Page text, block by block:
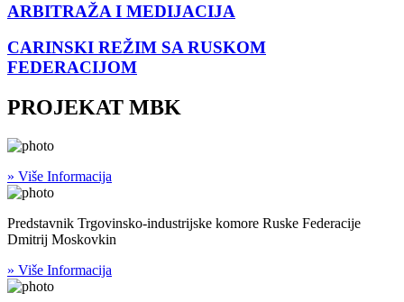
ARBITRAŽA I MEDIJACIJA
CARINSKI REŽIM SA RUSKOM
FEDERACIJOM
PROJEKAT MBK
» Više Informacija
Predstavnik Trgovinsko-industrijske komore Ruske Federacije
Dmitrij Moskovkin
» Više Informacija